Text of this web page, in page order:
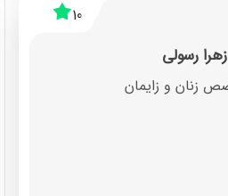
10
رسولی
زنان و زایمان